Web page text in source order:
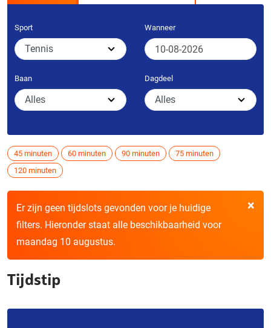
Sport Wanneer
Baan Dagdeel
45 minuten 60 minuten 90 minuten
75 minuten
120 minuten
×
Er zijn geen tijdslots gevonden voor je huidige
filters. Hieronder staat alle beschikbaarheid voor
maandag 10 augustus.
Tijdstip